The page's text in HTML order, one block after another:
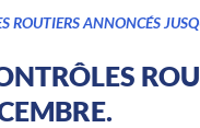
ROUTIERS ANNONCÉS